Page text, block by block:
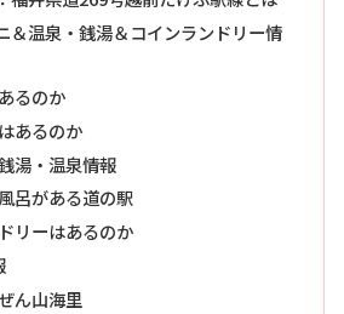
＆温泉・銭湯＆コインランドリー情
るのか
あるのか
湯・温泉情報
呂がある道の駅
リーはあるのか
ん山海里